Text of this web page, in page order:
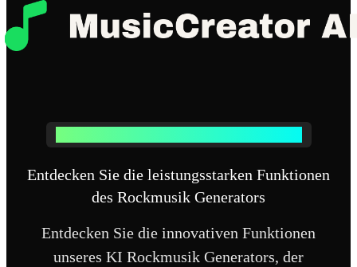
Entdecken Sie die leistungsstarken Funktionen
des Rockmusik Generators
Entdecken Sie die innovativen Funktionen
unseres KI Rockmusik Generators, der